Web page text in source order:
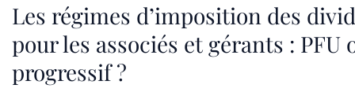
Les régimes d’imposition des
pour les associés et gérants : PFU
progressif ?